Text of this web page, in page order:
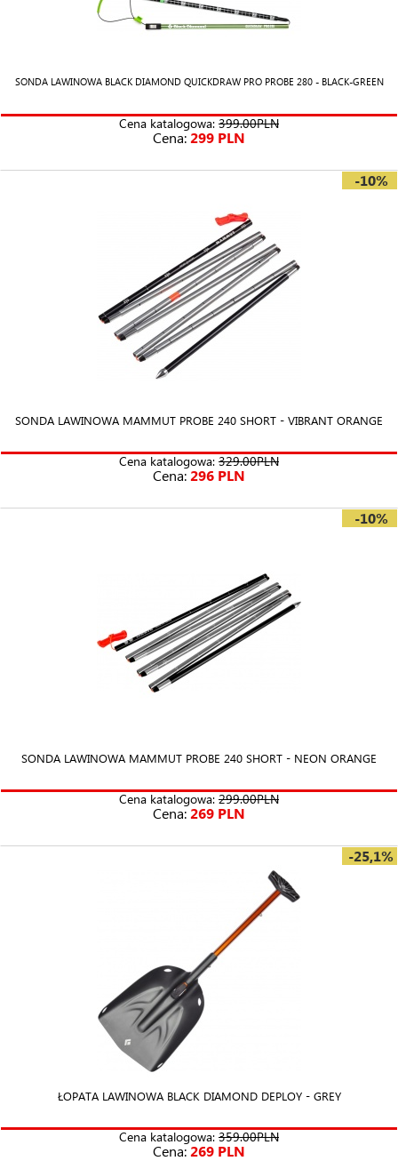
SONDA LAWINOWA BLACK DIAMOND QUICKDRAW PRO PROBE 280 - BLACK-GREEN
Cena katalogowa: 399.00PLN
Cena:299 PLN
-10%
SONDA LAWINOWA MAMMUT PROBE 240 SHORT - VIBRANT ORANGE
Cena katalogowa: 329.00PLN
Cena:296 PLN
-10%
SONDA LAWINOWA MAMMUT PROBE 240 SHORT - NEON ORANGE
Cena katalogowa: 299.00PLN
Cena:269 PLN
-25,1%
ŁOPATA LAWINOWA BLACK DIAMOND DEPLOY - GREY
Cena katalogowa: 359.00PLN
Cena:269 PLN